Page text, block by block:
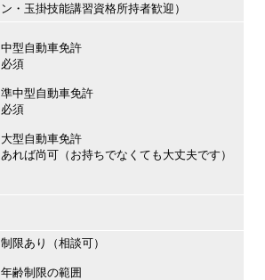
ン・玉掛技能講習資格所持者歓迎）
中型自動車免許
必須
準中型自動車免許
必須
大型自動車免許
あれば尚可（お持ちでなくても大丈夫です）
制限あり（相談可）
年齢制限の範囲